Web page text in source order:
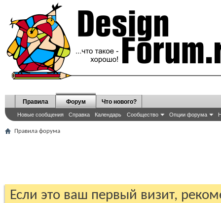
Правила Форум
Новые сообщения Справка Календарь Сообщество Опции форума
Что нового?
Правила форума
Если это ваш первый визит,